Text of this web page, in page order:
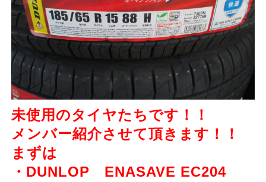
未使用のタイヤたちです！！
メンバー紹介させて頂きます！！
まずは
・DUNLOP ENASAVE EC204